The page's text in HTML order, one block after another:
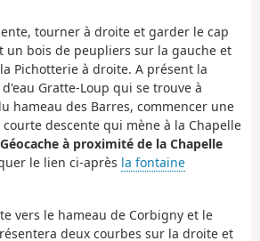
tourner à droite et garder le cap
un bois de peupliers sur la gauche et
Pichotterie à droite. A présent la
Gratte-Loup qui se trouve à
hameau des Barres, commencer une
descente qui mène à la Chapelle
Géocache à proximité de la Chapelle
le lien ci-après la fontaine
vers le hameau de Corbigny et le
deux courbes sur la droite et